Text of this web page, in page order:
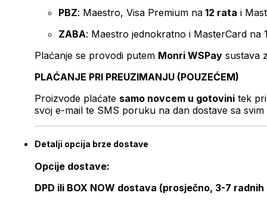
PBZ: Maestro, Visa Premium na 12 rata i
ZABA: Maestro jednokratno i MasterCard na
Plaćanje se provodi putem Monri WSPay sustava
PLAĆANJE PRI PREUZIMANJU (POUZEĆEM)
Proizvode plaćate samo novcem u gotovini tek
svoj e-mail te SMS poruku na dan dostave sa svim
Detalji opcija brze dostave
Opcije dostave:
DPD ili BOX NOW dostava (prosječno, 3-7 radnih